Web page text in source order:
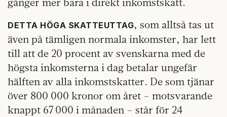
DETTA HÖGA SKATTEUTTAG, som alltså tas ut
även på tämligen normala inkomster, har lett
till att de 20 procent av svenskarna med de
högsta inkomsterna i dag betalar ungefär
hälften av alla inkomstskatter. De som tjänar
över 800 000 kronor om året – motsvarande
knappt 67 000 i månaden – står för 24